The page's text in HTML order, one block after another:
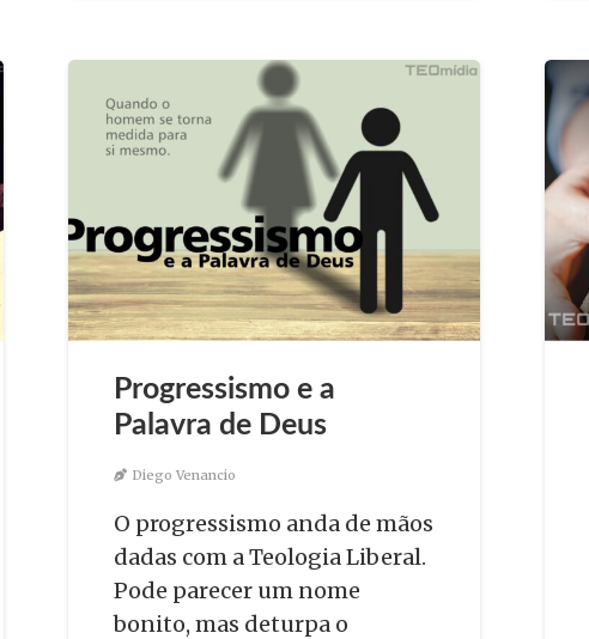
Progressismo e a
Palavra de Deus
Diego Venancio
O progressismo anda de mãos
dadas com a Teologia Liberal.
Pode parecer um nome
bonito, mas deturpa o